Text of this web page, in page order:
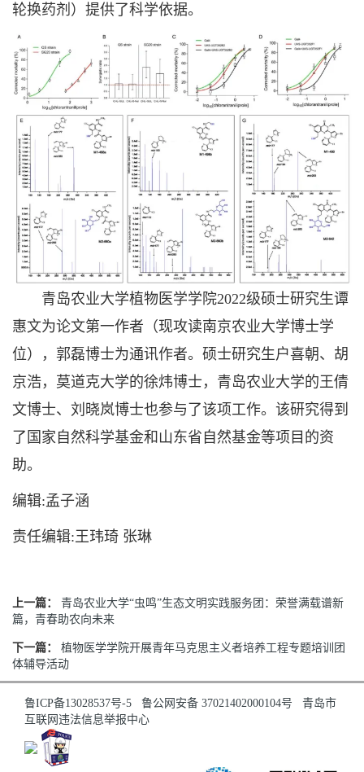
轮换药剂）提供了科学依据。
青岛农业大学植物医学学院2022级硕士研究生谭
惠文为论文第一作者（现攻读南京农业大学博士学
位），郭磊博士为通讯作者。硕士研究生户喜朝、胡
京浩，莫道克大学的徐炜博士，青岛农业大学的王倩
文博士、刘晓岚博士也参与了该项工作。该研究得到
了国家自然科学基金和山东省自然基金等项目的资
助。
编辑:孟子涵
责任编辑:王玮琦 张琳
上一篇：
青岛农业大学“虫鸣”生态文明实践服务团：荣誉满载谱新
篇，青春助农向未来
下一篇：
植物医学学院开展青年马克思主义者培养工程专题培训团
体辅导活动
鲁ICP备13028537号-5 鲁公网安备 37021402000104号
青岛市
互联网违法信息举报中心